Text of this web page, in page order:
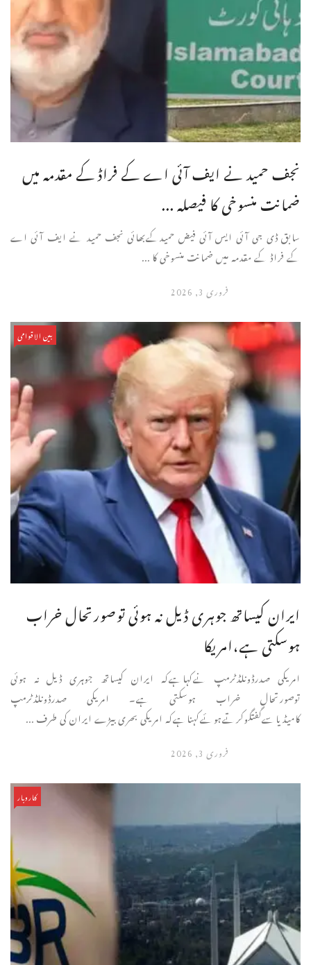
نجف حمید نے ایف آئی اے کے فراڈ کے مقدمہ میں
ضمانت منسوخی کا فیصلہ ...
سابق ڈی جی آئی ایس آئی فیض حمیدکےبھائی نجف حمید نے ایف آئی اے
کے فراڈ کے مقدمہ میں ضمانت منسوخی کا ...
فروری 3, 2026
بین الاقوامی
ایران کیساتھ جوہری ڈیل نہ ہوئی توصورتحال خراب
ہوسکتی ہے،امریکا
امریکی صدرڈونلڈٹرمپ نےکہاہےکہ ایران کیساتھ جوہری ڈیل نہ ہوئی
توصورتحال خراب ہوسکتی ہے۔ امریکی صدرڈونلڈٹرمپ
کامیڈیاسےگفتگوکرتےہوئےکہناہےکہ امریکی بحری بیڑے ایران کی طرف ...
فروری 3, 2026
کاروبار